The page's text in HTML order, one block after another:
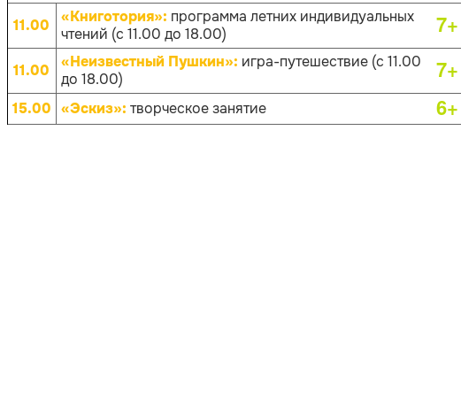
11.00
«Книготория»: программа летних индивидуальных
чтений (с 11.00 до 18.00)
7+
11.00
«Неизвестный Пушкин»: игра-путешествие (с 11.00
до 18.00)
7+
15.00 «Эскиз»: творческое занятие 6+